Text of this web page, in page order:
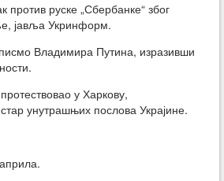
против руске „Сбербанке“ због
јавља Укринформ.
Владимира Путина, изразивши
у Харкову,
унутрашњих послова Украјине.